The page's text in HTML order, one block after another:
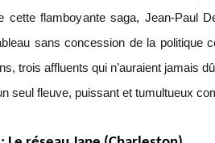
cette flamboyante saga, Jean-Paul
sans concession de la politique
trois affluents qui n’auraient jamais
seul fleuve, puissant et tumultueux